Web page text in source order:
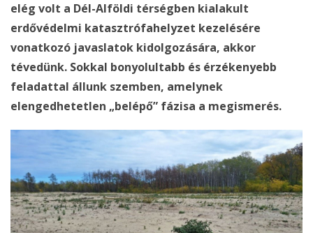
elég volt a Dél-Alföldi térségben kialakult
erdővédelmi katasztrófahelyzet kezelésére
vonatkozó javaslatok kidolgozására, akkor
tévedünk. Sokkal bonyolultabb és érzékenyebb
feladattal állunk szemben, amelynek
elengedhetetlen „belépő” fázisa a megismerés.